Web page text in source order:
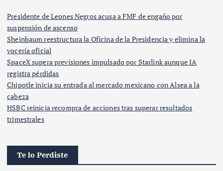
Presidente de Leones Negros acusa a FMF de engaño por
suspensión de ascenso
Sheinbaum reestructura la Oficina de la Presidencia y elimina la
vocería oficial
SpaceX supera previsiones impulsado por Starlink aunque IA
registra pérdidas
Chipotle inicia su entrada al mercado mexicano con Alsea a la
cabeza
HSBC reinicia recompra de acciones tras superar resultados
trimestrales
Te lo Perdiste